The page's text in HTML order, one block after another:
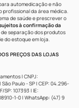
automedicação e não
profissional da área médica.
de saúde e prescrever o
à confirmação da
de separação dos produtos
do estoque em loja.
PREÇOS DAS LOJAS
| CNPJ:
Paulo - SP | CEP: 04.296-
107393 | IE:
1-0 | WhatsApp: (47) 9